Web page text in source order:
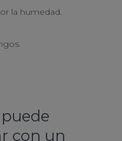
la humedad.
con un